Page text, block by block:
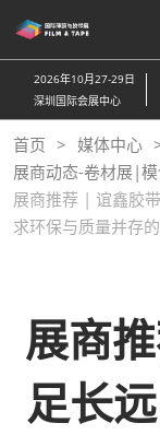
接
跳
至
内
容
2026年10月27-29日
深圳国际会展中心
首页
媒体中心
展商动态-卷材展|
展商推荐 | 谊鑫胶
求环保与质量并存
展商
足长